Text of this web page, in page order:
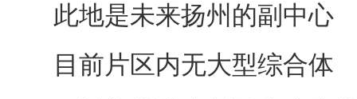
此地是未来扬州的副中心
目前片区内无大型综合体